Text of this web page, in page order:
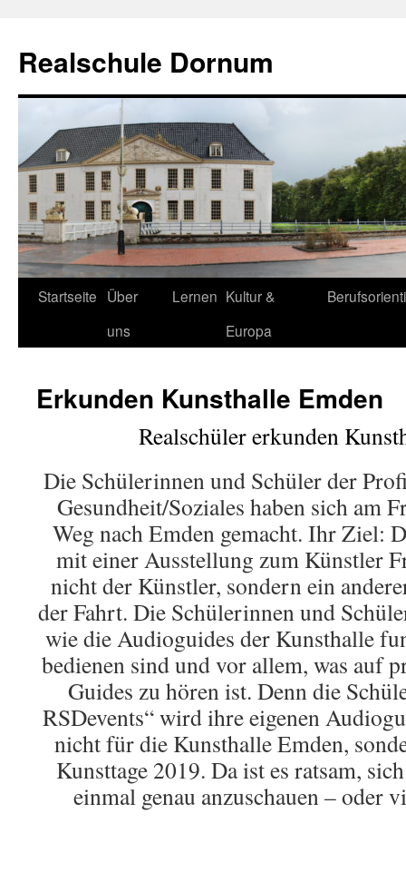
springen
Realschule Dornum
Startseite Über
uns
Lernen Kultur &
Europa
Erkunden Kunsthalle Emden
Realschüler erkunden
Die Schülerinnen und Schüler der
Gesundheit/Soziales haben sich am
Weg nach Emden gemacht. Ihr Ziel:
mit einer Ausstellung zum Künstler
nicht der Künstler, sondern ein
der Fahrt. Die Schülerinnen und
wie die Audioguides der Kunsthalle
bedienen sind und vor allem, was auf
Guides zu hören ist. Denn die
RSDevents“ wird ihre eigenen
nicht für die Kunsthalle Emden,
Kunsttage 2019. Da ist es ratsam,
einmal genau anzuschauen – oder